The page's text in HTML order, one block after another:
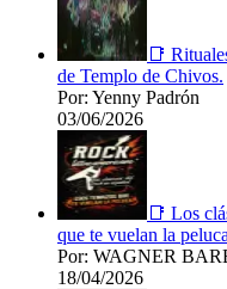
📑
de Templo de Chivos.
Por: Yenny Padrón
03/06/2026
📑 Los
que te vuelan la
Por: WAGNER
18/04/2026